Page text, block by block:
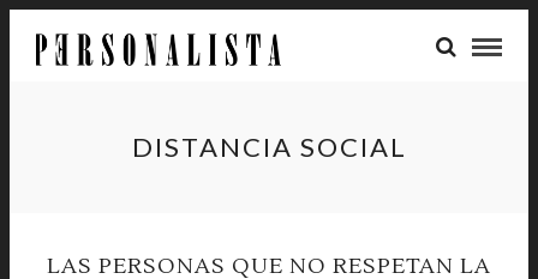
DISTANCIA SOCIAL
LAS PERSONAS QUE NO RESPETAN LA